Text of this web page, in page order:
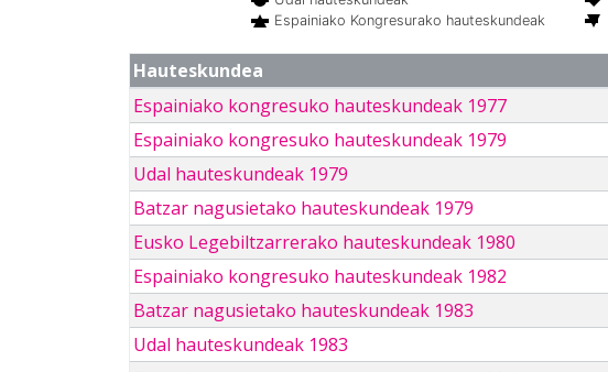
Espainiako Kongresurako hauteskundeak
Hauteskundea
Espainiako kongresuko hauteskundeak 1977
Espainiako kongresuko hauteskundeak 1979
Udal hauteskundeak 1979
Batzar nagusietako hauteskundeak 1979
Eusko Legebiltzarrerako hauteskundeak 1980
Espainiako kongresuko hauteskundeak 1982
Batzar nagusietako hauteskundeak 1983
Udal hauteskundeak 1983